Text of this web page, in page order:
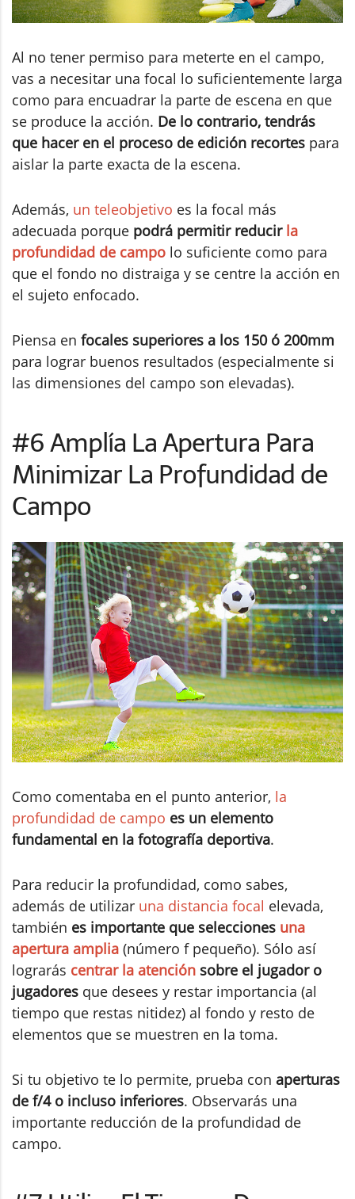
Al no tener permiso para meterte en el campo,
vas a necesitar una focal lo suficientemente larga
como para encuadrar la parte de escena en que
se produce la acción. De lo contrario, tendrás
que hacer en el proceso de edición recortes para
aislar la parte exacta de la escena.
Además, un teleobjetivo es la focal más
adecuada porque podrá permitir reducir la
profundidad de campo lo suficiente como para
que el fondo no distraiga y se centre la acción en
el sujeto enfocado.
Piensa en focales superiores a los 150 ó 200mm
para lograr buenos resultados (especialmente si
las dimensiones del campo son elevadas).
#6 Amplía La Apertura Para
Minimizar La Profundidad de
Campo
Como comentaba en el punto anterior, la
profundidad de campo es un elemento
fundamental en la fotografía deportiva.
Para reducir la profundidad, como sabes,
además de utilizar una distancia focal elevada,
también es importante que selecciones una
apertura amplia (número f pequeño). Sólo así
lograrás centrar la atención sobre el jugador o
jugadores que desees y restar importancia (al
tiempo que restas nitidez) al fondo y resto de
elementos que se muestren en la toma.
Si tu objetivo te lo permite, prueba con aperturas
de f/4 o incluso inferiores. Observarás una
importante reducción de la profundidad de
campo.